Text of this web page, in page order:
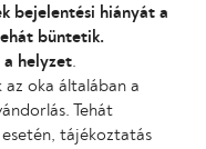
bejelentési hiányát a
büntetik.
a helyzet
az oka általában a
Tehát
tájékoztatás